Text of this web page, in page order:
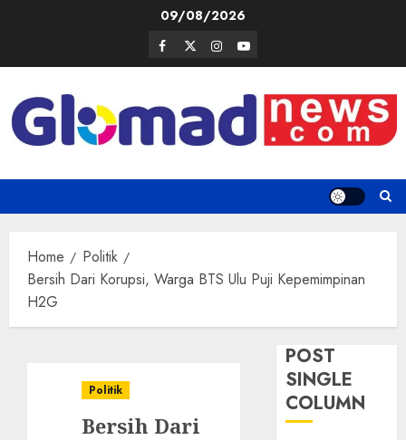
09/08/2026
Facebook
TwitterInstagram
Youtube
Home
Politik
Bersih Dari Korupsi, Warga BTS Ulu Puji Kepemimpinan
H2G
Politik
Bersih Dari
POST
SINGLE
COLUMN